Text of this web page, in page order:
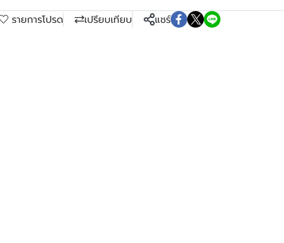
รายการโปรด
เปรียบเทียบ แชร์